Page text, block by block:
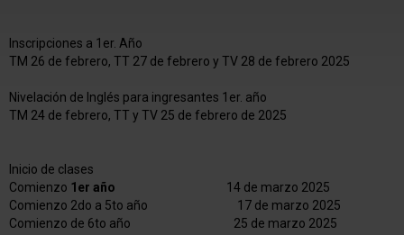
Inscripciones a 1er. Año
TM 26 de febrero, TT 27 de febrero y TV 28 de febrero 2025
Nivelación de Inglés para ingresantes 1er. año
TM 24 de febrero, TT y TV 25 de febrero de 2025
Inicio de clases
Comienzo 1er año
14 de marzo 2025
Comienzo 2do a 5to año 17 de marzo 2025
Comienzo de 6to año 25 de marzo 2025